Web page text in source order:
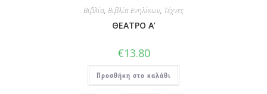
Βιβλία, Βιβλία Ενηλίκων, Τέχνες
ΘΕΑΤΡΟ Α’
€13.80
Προσθήκη στο καλάθι